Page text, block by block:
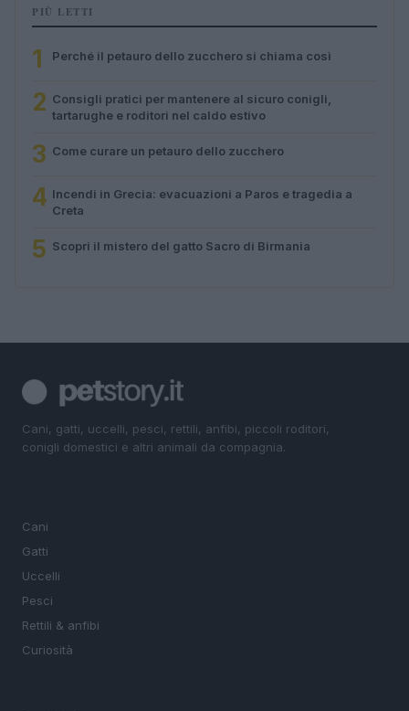
PIÙ LETTI
1 Perché il petauro dello zucchero si chiama così
2 Consigli pratici per mantenere al sicuro conigli,
tartarughe e roditori nel caldo estivo
3 Come curare un petauro dello zucchero
4 Incendi in Grecia: evacuazioni a Paros e tragedia a
Creta
5 Scopri il mistero del gatto Sacro di Birmania
Cani, gatti, uccelli, pesci, rettili, anfibi, piccoli roditori,
conigli domestici e altri animali da compagnia.
Cani
Gatti
Uccelli
Pesci
Rettili & anfibi
Curiosità